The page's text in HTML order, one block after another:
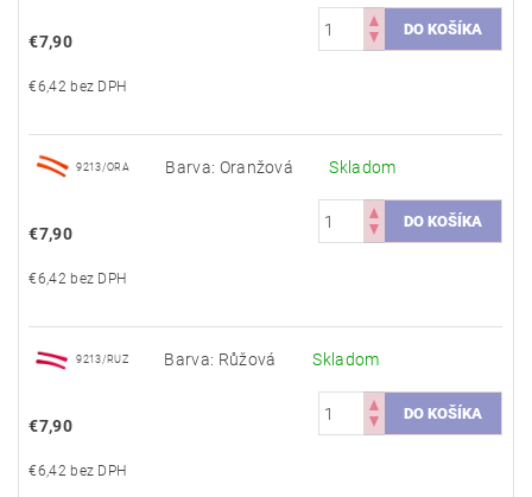
€7,90
€6,42 bez DPH
9213/ORA Barva: Oranžová Skladom
€7,90
€6,42 bez DPH
9213/RUZ Barva: Růžová Skladom
€7,90
€6,42 bez DPH